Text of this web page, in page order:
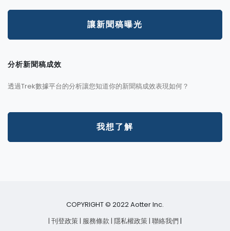
讓新聞稿曝光
分析新聞稿成效
透過Trek數據平台的分析讓您知道你的新聞稿成效表現如何？
我想了解
COPYRIGHT © 2022 Aotter Inc.
| 刊登政策| 服務條款 | 隱私權政策| 聯絡我們 |